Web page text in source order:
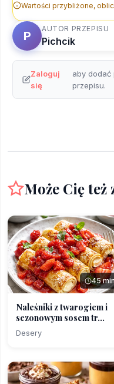
Wartości przybliżone,
P
AUTOR PRZEPISU
Pichcik
Zaloguj
się
aby dodać
przepisu.
Może Cię też
45
Naleśniki z twarogiem i
sezonowym sosem tr...
Desery